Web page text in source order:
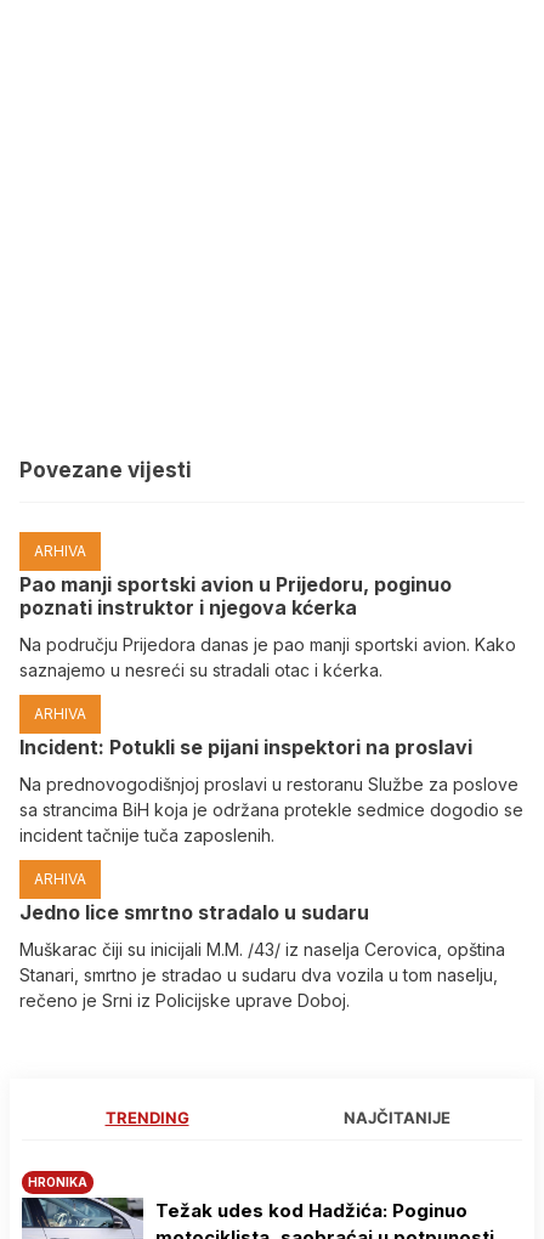
Povezane vijesti
ARHIVA
Pao manji sportski avion u Prijedoru, poginuo
poznati instruktor i njegova kćerka
Na području Prijedora danas je pao manji sportski avion. Kako
saznajemo u nesreći su stradali otac i kćerka.
ARHIVA
Incident: Potukli se pijani inspektori na proslavi
Na prednovogodišnjoj proslavi u restoranu Službe za poslove
sa strancima BiH koja je održana protekle sedmice dogodio se
incident tačnije tuča zaposlenih.
ARHIVA
Јedno lice smrtno stradalo u sudaru
Muškarac čiji su inicijali M.M. /43/ iz naselja Cerovica, opština
Stanari, smrtno je stradao u sudaru dva vozila u tom naselju,
rečeno je Srni iz Policijske uprave Doboj.
TRENDING NAJČITANIJE
HRONIKA
Težak udes kod Hadžića: Poginuo